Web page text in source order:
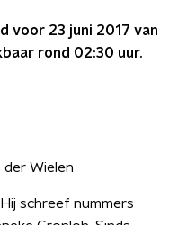
voor 23 juni 2017 van
rond 02:30 uur.
der Wielen
schreef nummers